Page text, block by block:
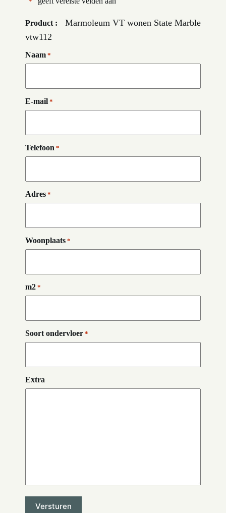
Product :
Marmoleum VT wonen State Marble
vtw112
Naam *
E-mail *
Telefoon *
Adres *
Woonplaats *
m2 *
Soort ondervloer *
Extra